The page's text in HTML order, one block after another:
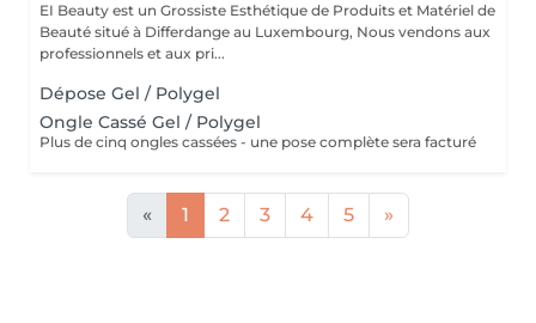
EI Beauty est un Grossiste Esthétique de Produits et Matériel de
Beauté situé à Differdange au Luxembourg, Nous vendons aux
professionnels et aux pri...
Dépose Gel / Polygel
Ongle Cassé Gel / Polygel
Plus de cinq ongles cassées - une pose complète sera facturé
« 1 2 3 4 5 »